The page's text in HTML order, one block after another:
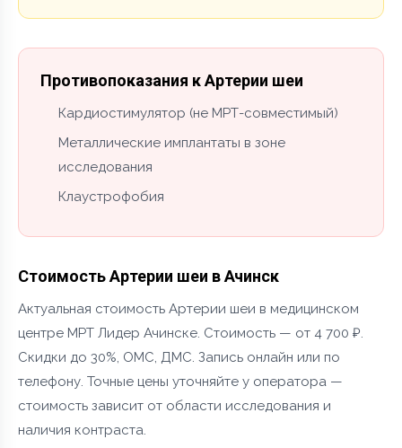
Противопоказания к Артерии шеи
Кардиостимулятор (не МРТ-совместимый)
Металлические имплантаты в зоне
исследования
Клаустрофобия
Стоимость Артерии шеи в Ачинск
Актуальная стоимость Артерии шеи в медицинском
центре МРТ Лидер Ачинске. Стоимость — от 4 700 ₽.
Скидки до 30%, ОМС, ДМС. Запись онлайн или по
телефону. Точные цены уточняйте у оператора —
стоимость зависит от области исследования и
наличия контраста.